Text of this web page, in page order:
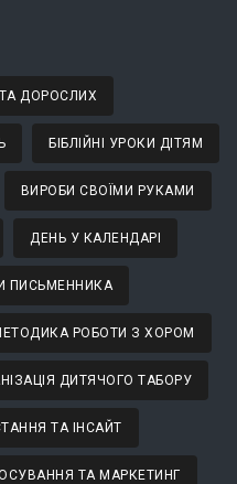
ТА ДОРОСЛИХ
БІБЛІЙНІ УРОКИ ДІТЯМ
ВИРОБИ СВОЇМИ РУКАМИ
ДЕНЬ У КАЛЕНДАРІ
ПИСЬМЕННИКА
РОБОТИ З ХОРОМ
ДИТЯЧОГО ТАБОРУ
ТА ІНСАЙТ
ТА МАРКЕТИНГ